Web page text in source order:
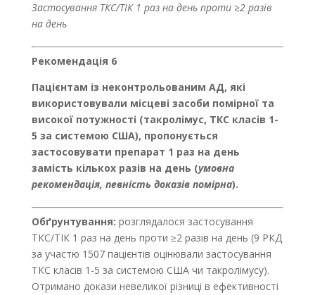
Застосування ТКС/ТІК 1 раз на день проти ≥2 разів
на день
Рекомендація 6
Пацієнтам із неконтрольованим АД, які
використовували місцеві засоби помірної та
високої потужності (такролімус, ТКС класів 1-
5 за системою США), пропонується
застосовувати препарат 1 раз на день
замість кількох разів на день (умовна
рекомендація, певність доказів помірна).
Обґрунтування: розглядалося застосування
ТКС/TІК 1 раз на день проти ≥2 разів на день (9 РКД
за участю 1507 пацієнтів оцінювали застосування
ТКС класів 1-5 за системою США чи такролімусу).
Отримано докази невеликої різниці в ефективності